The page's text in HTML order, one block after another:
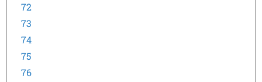
72
73
74
75
76